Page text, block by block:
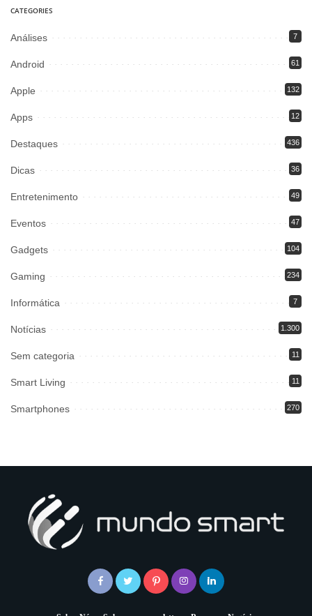
CATEGORIES
Análises 7
Android 61
Apple 132
Apps 12
Destaques 436
Dicas 36
Entretenimento 49
Eventos 47
Gadgets 104
Gaming 234
Informática 7
Notícias 1.300
Sem categoria 11
Smart Living 11
Smartphones 270